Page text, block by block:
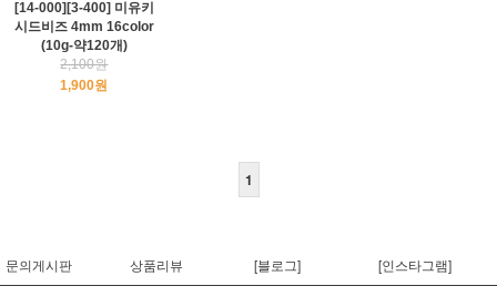
[14-000][3-400] 미유키
시드비즈 4mm 16color
(10g-약120개)
2,100원
1,900원
1
문의게시판 상품리뷰 [블로그] [인스타그램]